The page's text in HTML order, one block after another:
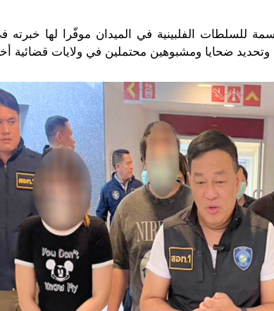
للسلطات الفلبينية في الميدان موفّرا لها خبرته
وتحديد ضحايا ومشبوهين محتملين في ولايات قضائية